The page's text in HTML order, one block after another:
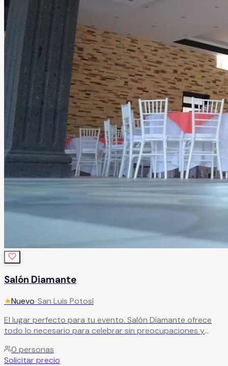
Salón Diamante
★Nuevo•San Luis Potosí
El lugar perfecto para tu evento. Salón Diamante ofrece
todo lo necesario para celebrar sin preocupaciones y
0 personas
Solicitar precio